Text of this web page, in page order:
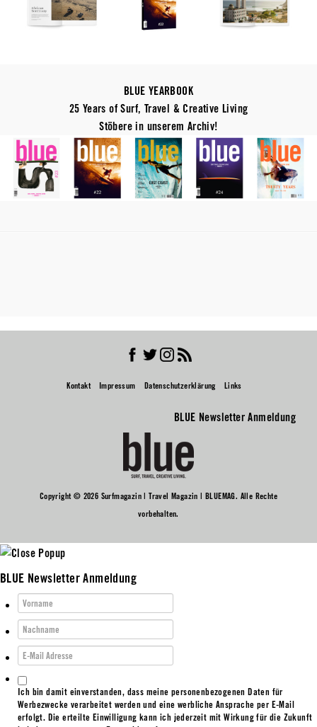
BLUE YEARBOOK
25 Years of Surf, Travel & Creative Living
Stöbere in unserem Archiv!
Kontakt Impressum Datenschutzerklärung Links
Copyright © 2026 Surfmagazin | Travel Magazin | BLUEMAG. Alle Rechte
vorbehalten.
BLUE Newsletter Anmeldung
BLUE Newsletter Anmeldung
Ich bin damit einverstanden, dass meine personenbezogenen Daten für
Werbezwecke verarbeitet werden und eine werbliche Ansprache per E-Mail
erfolgt. Die erteilte Einwilligung kann ich jederzeit mit Wirkung für die Zukunft